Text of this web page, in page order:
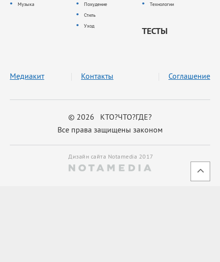
Музыка
Похудение
Стиль
Уход
Технологии
ТЕСТЫ
© 2026 КТО?ЧТО?ГДЕ?
Все права защищены законом
Медиакит Контакты Соглашение
Дизайн сайта Notamedia 2017